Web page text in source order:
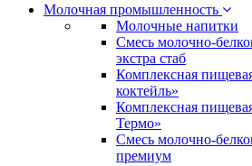
Молочная промышленность
Молочные напитки
Смесь молочно-
экстра стаб
Комплексная
коктейль»
Комплексная
Термо»
Смесь молочно-
премиум